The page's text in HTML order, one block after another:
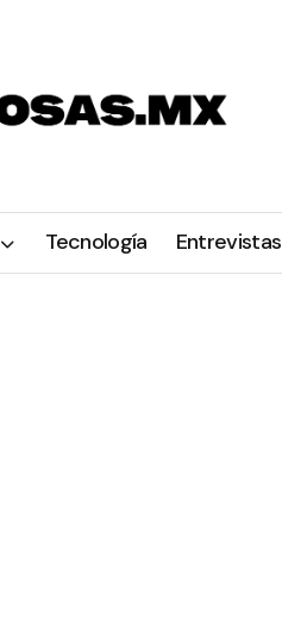
Tecnología Entrevistas